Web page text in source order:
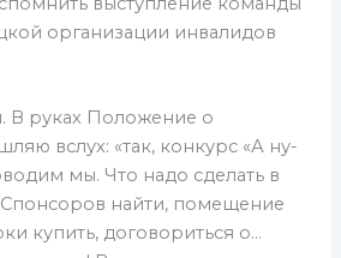
организации инвалидов
В руках Положение о
вслух: «так, конкурс «А ну-
мы. Что надо сделать в
найти, помещение
купить, договориться о…